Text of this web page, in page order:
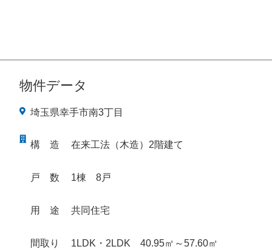
物件データ
埼玉県幸手市南3丁目
構 造 在来工法（木造）2階建て
戸 数 1棟 8戸
用 途 共同住宅
間取り 1LDK・2LDK 40.95㎡～57.60㎡